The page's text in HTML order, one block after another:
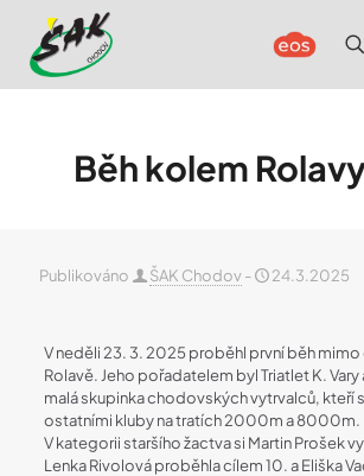
Běh kolem
Publikováno ŠAK Chodov- 24.3.2025
V neděli 23. 3. 2025 proběhl první běh mimo
Rolavě. Jeho pořadatelem byl Triatlet K. Vary
malá skupinka chodovských vytrvalců, kteří
ostatními kluby na tratích 2000m a 8000m.
V kategorii staršího žactva si Martin Prošek
Lenka Rivolová proběhla cílem 10. a Eliška